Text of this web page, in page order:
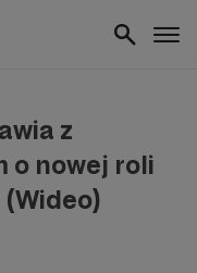
z
o nowej roli